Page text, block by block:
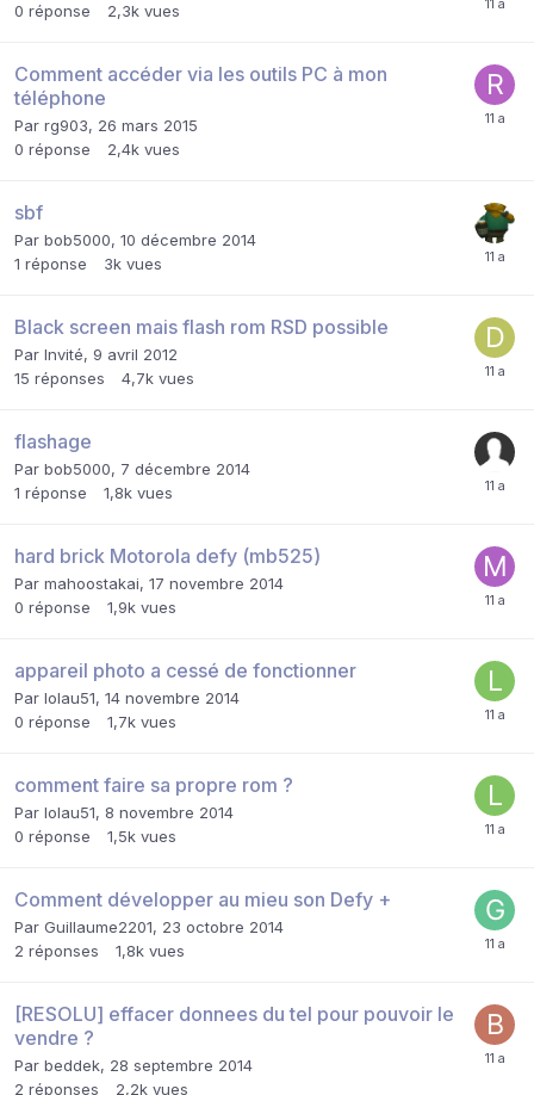
0 réponse 2,3k vues
Comment accéder via les outils PC à mon
téléphone
Par rg903, 26 mars 2015
0 réponse 2,4k vues
sbf
Par bob5000, 10 décembre 2014
1 réponse 3k vues
Black screen mais flash rom RSD possible
Par Invité, 9 avril 2012
15 réponses 4,7k vues
flashage
Par bob5000, 7 décembre 2014
1 réponse 1,8k vues
hard brick Motorola defy (mb525)
Par mahoostakai, 17 novembre 2014
0 réponse 1,9k vues
appareil photo a cessé de fonctionner
Par lolau51, 14 novembre 2014
0 réponse 1,7k vues
comment faire sa propre rom ?
Par lolau51, 8 novembre 2014
0 réponse 1,5k vues
Comment développer au mieu son Defy +
Par Guillaume2201, 23 octobre 2014
2 réponses 1,8k vues
[RESOLU] effacer donnees du tel pour pouvoir le
vendre ?
Par beddek, 28 septembre 2014
2 réponses 2,2k vues